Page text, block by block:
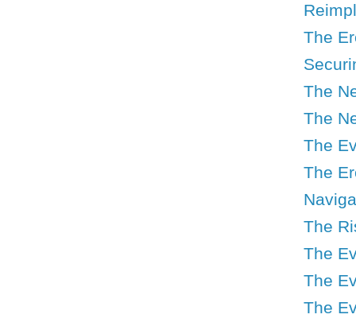
The
The
The
The
The
The
The
The
The